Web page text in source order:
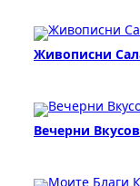
Живописни
Вечерни